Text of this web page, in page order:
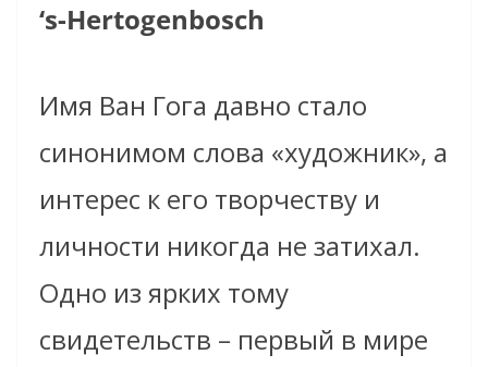
‘s-Hertogenbosch
Имя Ван Гога давно стало
синонимом слова «художник», а
интерес к его творчеству и
личности никогда не затихал.
Одно из ярких тому
свидетельств – первый в мире